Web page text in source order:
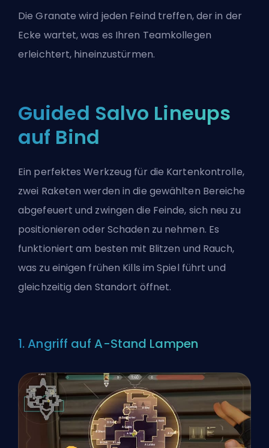
Die Granate wird jeden Feind treffen, der in der
Ecke wartet, was es Ihren Teamkollegen
erleichtert, hineinzustürmen.
Guided Salvo Lineups
auf Bind
Ein perfektes Werkzeug für die Kartenkontrolle,
zwei Raketen werden in die gewählten Bereiche
abgefeuert und zwingen die Feinde, sich neu zu
positionieren oder Schaden zu nehmen. Es
funktioniert am besten mit Blitzen und Rauch,
was zu einigen frühen Kills im Spiel führt und
gleichzeitig den Standort öffnet.
1. Angriff auf A-Stand Lampen